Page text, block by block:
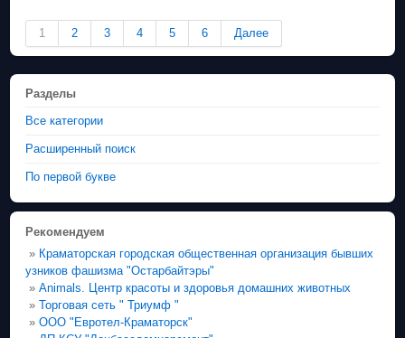
1 2 3 4 5 6 Далее
Разделы
Все категории
Расширенный поиск
По первой букве
Рекомендуем
» Краматорская городская общественная организация бывших
узников фашизма "Остарбайтэры"
»Animals. Центр красоты и здоровья домашних животных
»Торговая сеть " Триумф "
»ООО "Евротел-Краматорск"